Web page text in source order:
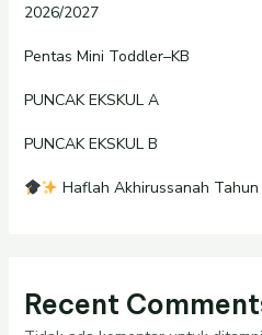
2026/2027
Pentas Mini Toddler–KB
PUNCAK EKSKUL A
PUNCAK EKSKUL B
Haflah Akhirussanah
Recent